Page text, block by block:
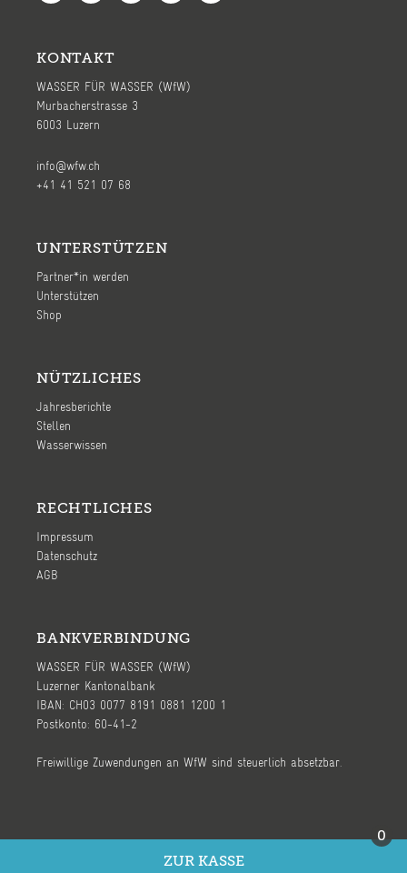
ZUR KASSE
0
KONTAKT
WASSER FÜR WASSER (WfW)
Murbacherstrasse 3
6003 Luzern
info@wfw.ch
+41 41 521 07 68
UNTERSTÜTZEN
Partner*in werden
Unterstützen
Shop
NÜTZLICHES
Jahresberichte
Stellen
Wasserwissen
RECHTLICHES
Impressum
Datenschutz
AGB
BANKVERBINDUNG
WASSER FÜR WASSER (WfW)
Luzerner Kantonalbank
IBAN: CH03 0077 8191 0881 1200 1
Postkonto: 60-41-2
Freiwillige Zuwendungen an WfW sind steuerlich absetzbar.